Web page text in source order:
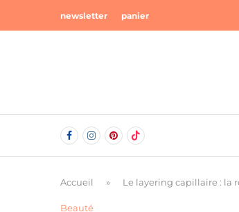
newsletter panier
Accueil » Le layering capillaire : la
Beauté